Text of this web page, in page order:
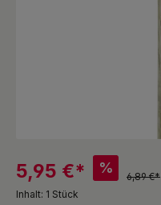
5,95 €* %
6,89 €*
Inhalt: 1 Stück